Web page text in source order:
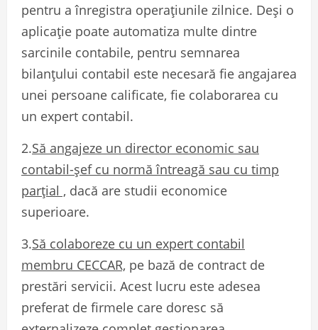
pentru a înregistra operațiunile zilnice. Deși o
aplicație poate automatiza multe dintre
sarcinile contabile, pentru semnarea
bilanțului contabil este necesară fie angajarea
unei persoane calificate, fie colaborarea cu
un expert contabil.
2.Să angajeze un director economic sau
contabil-șef cu normă întreagă sau cu timp
parțial , dacă are studii economice
superioare.
3.Să colaboreze cu un expert contabil
membru CECCAR, pe bază de contract de
prestări servicii. Acest lucru este adesea
preferat de firmele care doresc să